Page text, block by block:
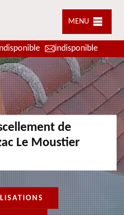
MENU
indisponible
de
Le Moustier